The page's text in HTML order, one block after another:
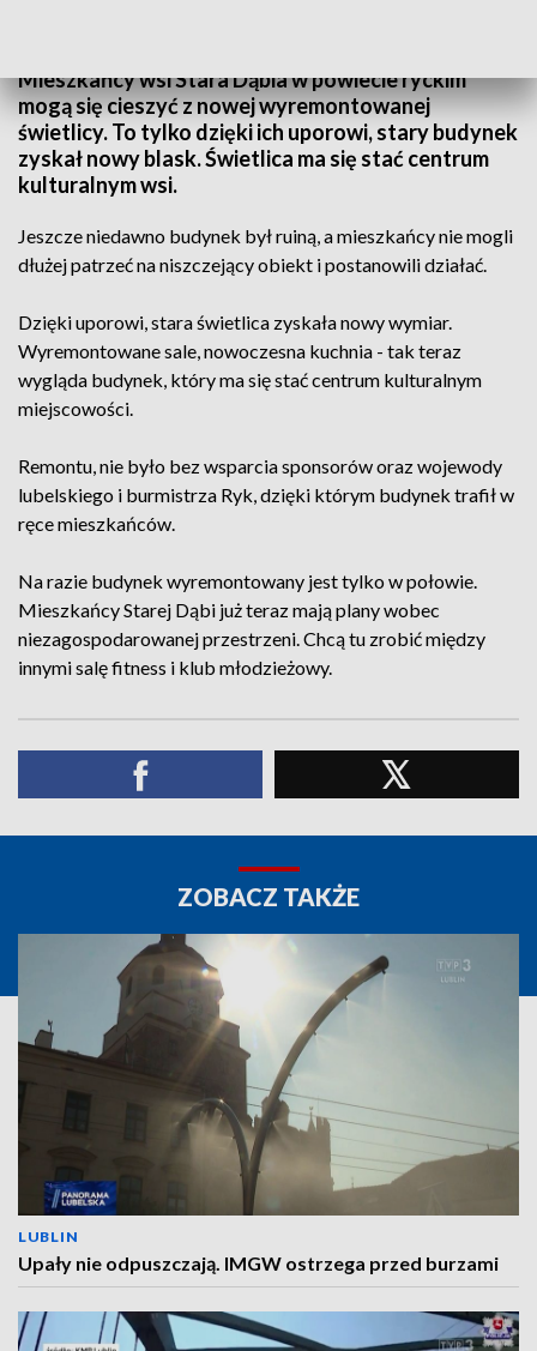
Mieszkańcy wsi Stara Dąbia w powiecie ryckim
mogą się cieszyć z nowej wyremontowanej
świetlicy. To tylko dzięki ich uporowi, stary budynek
zyskał nowy blask. Świetlica ma się stać centrum
kulturalnym wsi.
Jeszcze niedawno budynek był ruiną, a mieszkańcy nie mogli
dłużej patrzeć na niszczejący obiekt i postanowili działać.
Dzięki uporowi, stara świetlica zyskała nowy wymiar.
Wyremontowane sale, nowoczesna kuchnia - tak teraz
wygląda budynek, który ma się stać centrum kulturalnym
miejscowości.
Remontu, nie było bez wsparcia sponsorów oraz wojewody
lubelskiego i burmistrza Ryk, dzięki którym budynek trafił w
ręce mieszkańców.
Na razie budynek wyremontowany jest tylko w połowie.
Mieszkańcy Starej Dąbi już teraz mają plany wobec
niezagospodarowanej przestrzeni. Chcą tu zrobić między
innymi salę fitness i klub młodzieżowy.
ZOBACZ TAKŻE
LUBLIN
Upały nie odpuszczają. IMGW ostrzega przed burzami